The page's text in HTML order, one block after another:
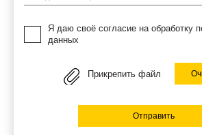
Я даю своё согласие на обработку
данных
Прикрепить файл
Отправить